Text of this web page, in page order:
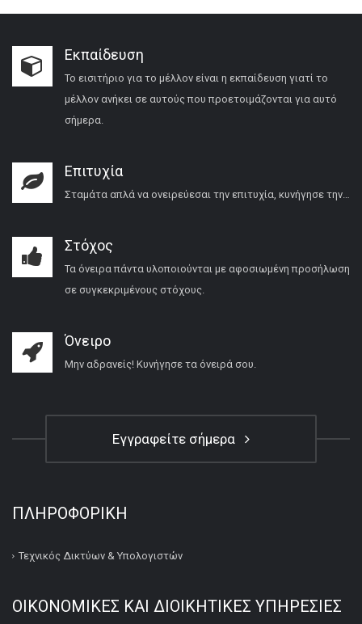
Εκπαίδευση
Το εισιτήριο για το μέλλον είναι η εκπαίδευση γιατί το
μέλλον ανήκει σε αυτούς που προετοιμάζονται για αυτό
σήμερα.
Επιτυχία
Σταμάτα απλά να ονειρεύεσαι την επιτυχία, κυνήγησε την…
Στόχος
Τα όνειρα πάντα υλοποιούνται με αφοσιωμένη προσήλωση
σε συγκεκριμένους στόχους.
Όνειρο
Μην αδρανείς! Κυνήγησε τα όνειρά σου.
Εγγραφείτε σήμερα
ΠΛΗΡΟΦΟΡΙΚΉ
Τεχνικός Δικτύων & Υπολογιστών
ΟΙΚΟΝΟΜΙΚΕΣ ΚΑΙ ΔΙΟΙΚΗΤΙΚΕΣ ΥΠΗΡΕΣΙΕΣ